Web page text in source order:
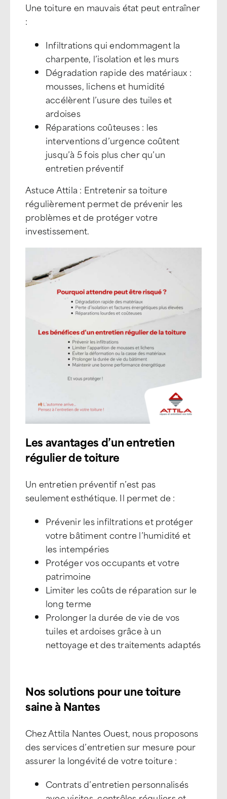
Une toiture en mauvais état peut entraîner
:
Infiltrations qui endommagent la
charpente, l’isolation et les murs
Dégradation rapide des matériaux :
mousses, lichens et humidité
accélèrent l’usure des tuiles et
ardoises
Réparations coûteuses : les
interventions d’urgence coûtent
jusqu’à 5 fois plus cher qu’un
entretien préventif
Astuce Attila : Entretenir sa toiture
régulièrement permet de prévenir les
problèmes et de protéger votre
investissement.
Les avantages d’un entretien
régulier de toiture
Un entretien préventif n’est pas
seulement esthétique. Il permet de :
Prévenir les infiltrations et protéger
votre bâtiment contre l’humidité et
les intempéries
Protéger vos occupants et votre
patrimoine
Limiter les coûts de réparation sur le
long terme
Prolonger la durée de vie de vos
tuiles et ardoises grâce à un
nettoyage et des traitements adaptés
Nos solutions pour une toiture
saine à Nantes
Chez Attila Nantes Ouest, nous proposons
des services d’entretien sur mesure pour
assurer la longévité de votre toiture :
Contrats d’entretien personnalisés